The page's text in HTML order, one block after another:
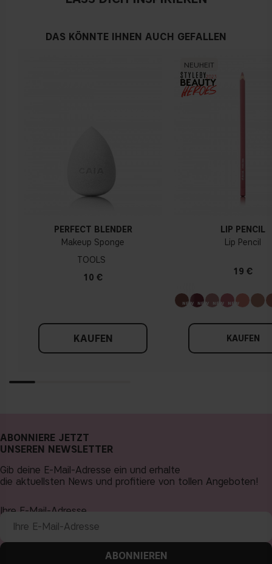
DAS KÖNNTE IHNEN AUCH GEFALLEN
PERFECT BLENDER
Makeup Sponge
TOOLS
10 €
KAUFEN
NEUHEIT
LIP PENCIL
Lip Pencil
19 €
KAUFEN
ABONNIERE JETZT
UNSEREN NEWSLETTER
Gib deine E-Mail-Adresse ein und erhalte
die aktuellsten News und profitiere von tollen Angeboten!
Ihre E-Mail-Adresse
ABONNIEREN